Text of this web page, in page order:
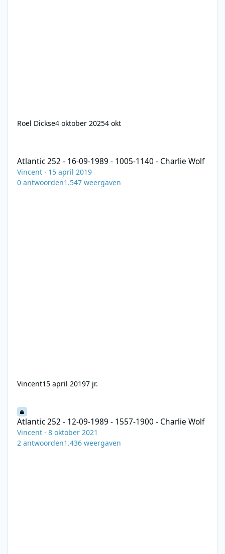
Roel Dickse4 oktober 20254 okt
Atlantic 252 - 16-09-1989 - 1005-1140 - Charlie Wolf
Vincent · 15 april 2019
0 antwoorden1.547 weergaven
Vincent15 april 20197 jr.
Atlantic 252 - 12-09-1989 - 1557-1900 - Charlie Wolf
Vincent ·8 oktober 2021
2 antwoorden1.436 weergaven